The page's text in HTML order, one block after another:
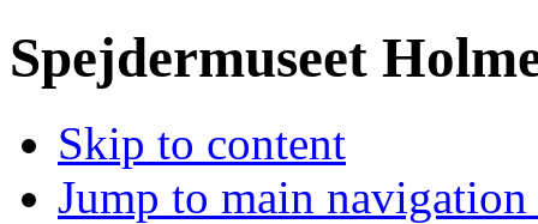
Spejdermuseet
Skip to content
Jump to main